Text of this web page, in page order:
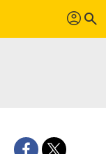
profil search